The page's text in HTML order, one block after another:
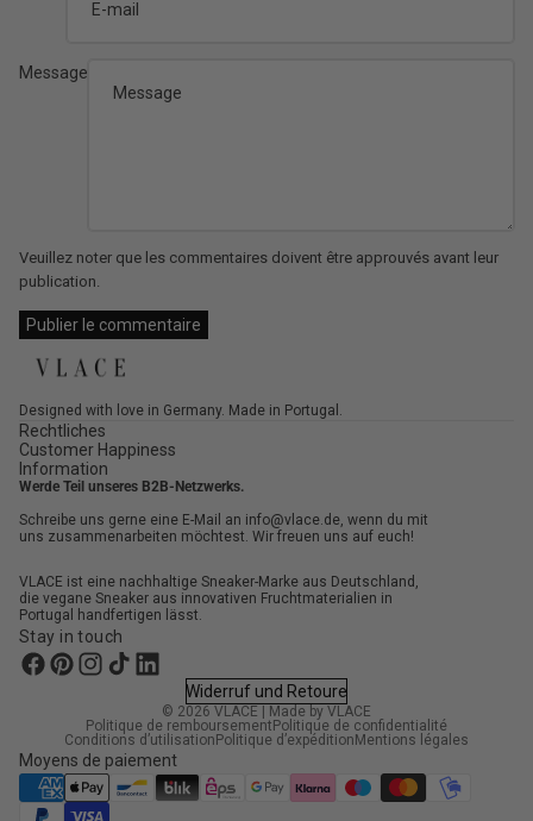
Message
Veuillez noter que les commentaires doivent être approuvés avant leur
publication.
Publier le commentaire
Designed with love in Germany. Made in Portugal.
Rechtliches
Customer Happiness
Information
Werde Teil unseres B2B-Netzwerks.
Schreibe uns gerne eine E-Mail an info@vlace.de, wenn du mit
uns zusammenarbeiten möchtest. Wir freuen uns auf euch!
VLACE ist eine nachhaltige Sneaker-Marke aus Deutschland,
die vegane Sneaker aus innovativen Fruchtmaterialien in
Portugal handfertigen lässt.
Stay in touch
Widerruf und Retoure
© 2026 VLACE
Made by VLACE
Politique de remboursement Politique de confidentialité
Conditions d’utilisation Politique d’expédition Mentions légales
Moyens de paiement